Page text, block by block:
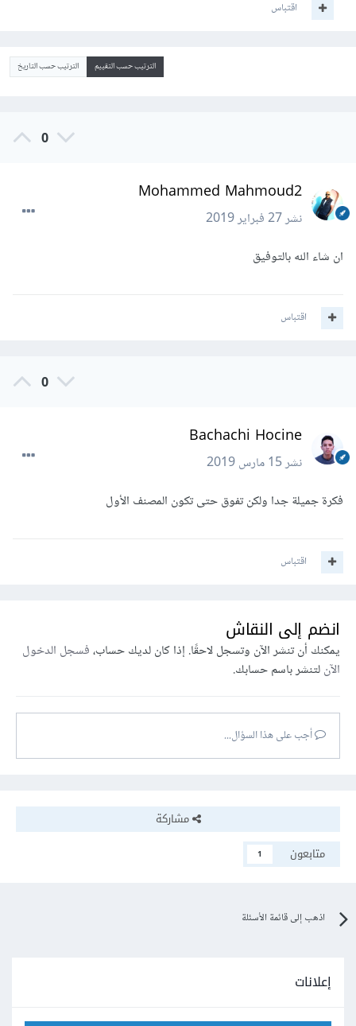
اقتباس
الترتيب حسب التقييم الترتيب حسب التاريخ
0
Mohammed Mahmoud2
نشر27 فبراير 2019
ان شاء الله بالتوفيق
اقتباس
0
Bachachi Hocine
نشر15 مارس 2019
فكرة جميلة جدا ولكن تفوق حتى تكون المصنف الأول
اقتباس
انضم إلى النقاش
يمكنك أن تنشر الآن وتسجل لاحقًا. إذا كان لديك حساب،فسجل الدخول
الآنلتنشر باسم حسابك.
أجب على هذا السؤال...
مشاركة
متابعون
1
اذهب إلى قائمة الأسئلة
إعلانات